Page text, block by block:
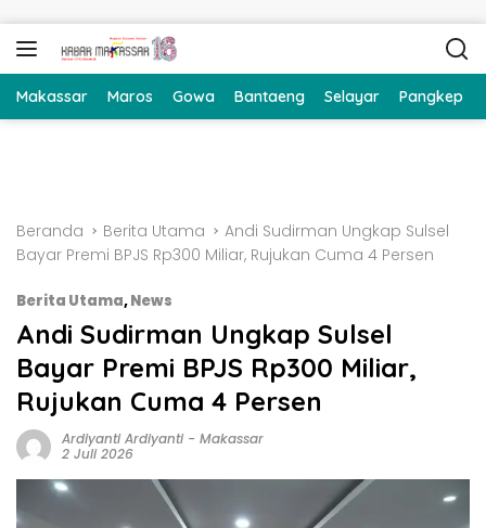
Makassar Maros Gowa Bantaeng Selayar Pangkep
Beranda Berita Utama
Andi Sudirman Ungkap Sulsel
Bayar Premi BPJS Rp300 Miliar, Rujukan Cuma 4 Persen
Berita Utama,News
Andi Sudirman Ungkap Sulsel
Bayar Premi BPJS Rp300 Miliar,
Rujukan Cuma 4 Persen
Ardiyanti Ardiyanti- Makassar
2 Juli 2026